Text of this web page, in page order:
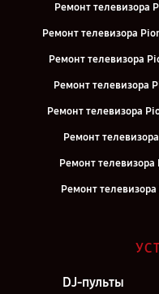
Ремонт телевизора
Ремонт телевизора
Ремонт телевизора
Ремонт телевизора
Ремонт телевизора
Ремонт
Ремонт телевизора
Ремонт телевизора
Ремонт
DJ-пульты